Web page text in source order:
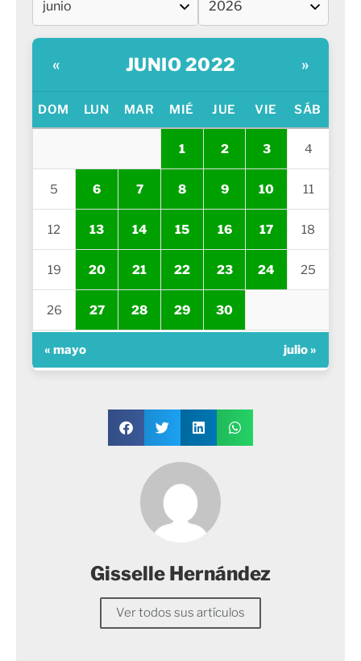
« JUNIO 2022 »
DOM LUN MAR MIÉ JUE VIE SÁB
1 2 3 4
5 6 7 8 9 10 11
12 13 14 15 16 17 18
19 20 21 22 23 24 25
26 27 28 29 30
« mayo julio »
Gisselle Hernández
Ver todos sus artículos